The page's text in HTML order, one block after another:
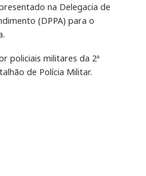
na Delegacia de
(DPPA) para o
policiais militares da 2ª
de Polícia Militar.